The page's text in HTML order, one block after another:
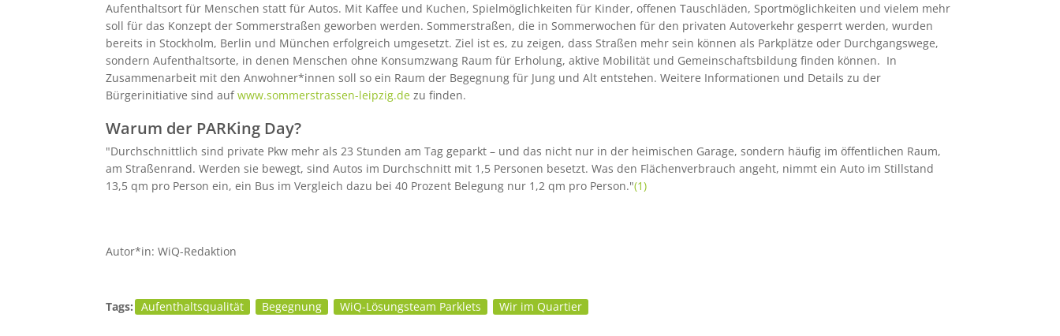
Aufenthaltsort für Menschen statt für Autos. Mit Kaffee und Kuchen, Spielmöglichkeiten für Kinder, offenen Tauschläden, Sportmöglichkeiten und vielem mehr
soll für das Konzept der Sommerstraßen geworben werden. Sommerstraßen, die in Sommerwochen für den privaten Autoverkehr gesperrt werden, wurden
bereits in Stockholm, Berlin und München erfolgreich umgesetzt. Ziel ist es, zu zeigen, dass Straßen mehr sein können als Parkplätze oder Durchgangswege,
sondern Aufenthaltsorte, in denen Menschen ohne Konsumzwang Raum für Erholung, aktive Mobilität und Gemeinschaftsbildung finden können. In
Zusammenarbeit mit den Anwohner*innen soll so ein Raum der Begegnung für Jung und Alt entstehen. Weitere Informationen und Details zu der
Bürgerinitiative sind aufwww.sommerstrassen-leipzig.dezu finden.
Warum der PARKing Day?
"Durchschnittlich sind private Pkw mehr als 23 Stunden am Tag geparkt – und das nicht nur in der heimischen Garage, sondern häufig im öffentlichen Raum,
am Straßenrand. Werden sie bewegt, sind Autos im Durchschnitt mit 1,5 Personen besetzt. Was den Flächenverbrauch angeht, nimmt ein Auto im Stillstand
13,5 qm pro Person ein, ein Bus im Vergleich dazu bei 40 Prozent Belegung nur 1,2 qm pro Person."(1)
Autor*in: WiQ-Redaktion
Tags: Aufenthaltsqualität Begegnung WiQ-Lösungsteam Parklets Wir im Quartier